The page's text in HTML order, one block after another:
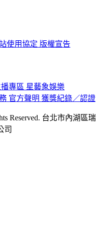
使用協定 版權宣告
專區 星藝象娛樂
官方聲明 獲獎紀錄／認證
Reserved. 台北市內湖區瑞
司